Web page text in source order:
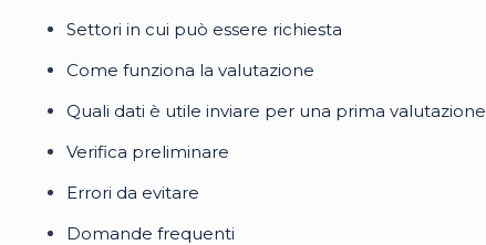
Settori in cui può essere richiesta
Come funziona la valutazione
Quali dati è utile inviare per una prima valutazione
Verifica preliminare
Errori da evitare
Domande frequenti